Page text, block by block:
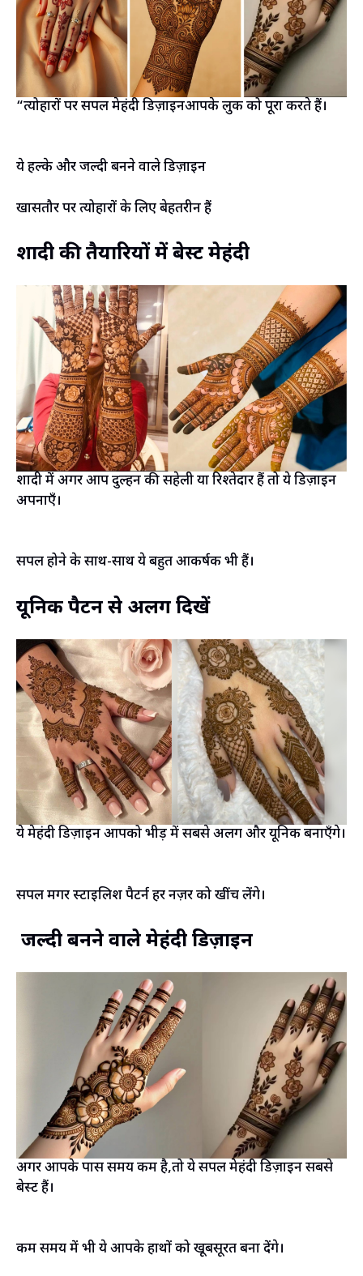
“त्योहारों पर सिंपल मेहंदी डिज़ाइनआपके लुक को पूरा करते हैं।
ये हल्के और जल्दी बनने वाले डिज़ाइन
खासतौर पर त्योहारों के लिए बेहतरीन हैं
शादी की तैयारियों में बेस्ट मेहंदी
शादी में अगर आप दुल्हन की सहेली या रिश्तेदार हैं तो ये डिज़ाइन
अपनाएँ।
सिंपल होने के साथ-साथ ये बहुत आकर्षक भी हैं।
यूनिक पैटर्न से अलग दिखें
ये मेहंदी डिज़ाइन आपको भीड़ में सबसे अलग और यूनिक बनाएँगे।
सिंपल मगर स्टाइलिश पैटर्न हर नज़र को खींच लेंगे।
जल्दी बनने वाले मेहंदी डिज़ाइन
अगर आपके पास समय कम है,तो ये सिंपल मेहंदी डिज़ाइन सबसे
बेस्ट हैं।
कम समय में भी ये आपके हाथों को खूबसूरत बना देंगे।